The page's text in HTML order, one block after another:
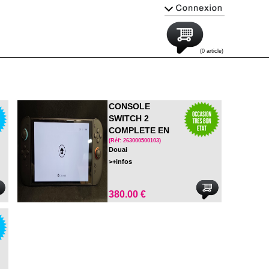
(0 article)
CONSOLE
SWITCH 2
COMPLETE EN
BOITE AVEC
COQUE DE
PROTECTION ET
(Réf: 263000500103)
Douai
>+infos
380.00 €